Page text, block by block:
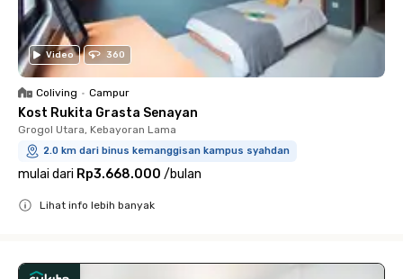
Video 360
Coliving • Campur
Kost Rukita Grasta Senayan
Grogol Utara, Kebayoran Lama
2.0 km dari binus kemanggisan kampus syahdan
mulai dari Rp3.668.000 /bulan
Lihat info lebih banyak